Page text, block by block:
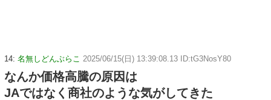
14: 名無しどんぶらこ 2025/06/15(日) 13:39:08.13 ID:tG3NosY80
なんか価格高騰の原因は
JAではなく商社のような気がしてきた